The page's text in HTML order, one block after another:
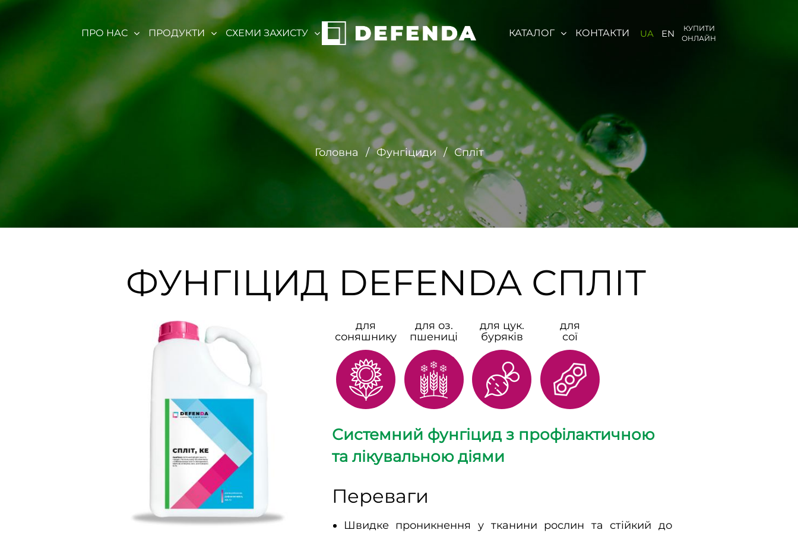
ПРО НАС ПРОДУКТИ
BRILLIANT
СХЕМИ ЗАХИСТУ КАТАЛОГ КОНТАКТИ UA EN
КУПИТИ
ОНЛАЙН
Головна Фунгіциди Спліт
ФУНГІЦИД DEFENDA СПЛІТ
для
соняшнику
для оз.
пшениці
для цук.
буряків
для
сої
Системний фунгіцид з профілактичною
та лікувальною діями
Переваги
Швидке проникнення у тканини рослин та стійкий до